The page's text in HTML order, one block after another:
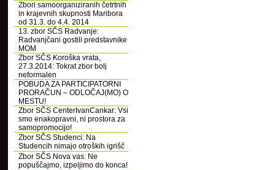
Zbori samoorganiziranih četrtnih
in krajevnih skupnosti Maribora
od 31.3. do 4.4. 2014
13. zbor SČS Radvanje:
Radvanjčani gostili predstavnike
MOM
Zbor SČS Koroška vrata,
27.3.2014: Tokrat zbor bolj
neformalen
POBUDA ZA PARTICIPATORNI
PRORAČUN – ODLOČAJ(MO) O
MESTU!
Zbor SČS CenterIvanCankar: Vsi
smo enakopravni, ni prostora za
samopromocijo!
Zbor SČS Studenci: Na
Studencih nimajo otroških igrišč
Zbor SČS Nova vas: Ne
popuščajmo, izpeljimo do konca!